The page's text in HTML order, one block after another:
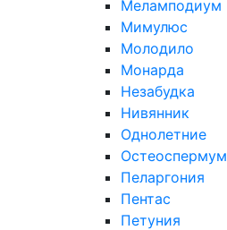
Меламподиум
Мимулюс
Молодило
Монарда
Незабудка
Нивянник
Однолетние
Остеоспермум
Пеларгония
Пентас
Петуния